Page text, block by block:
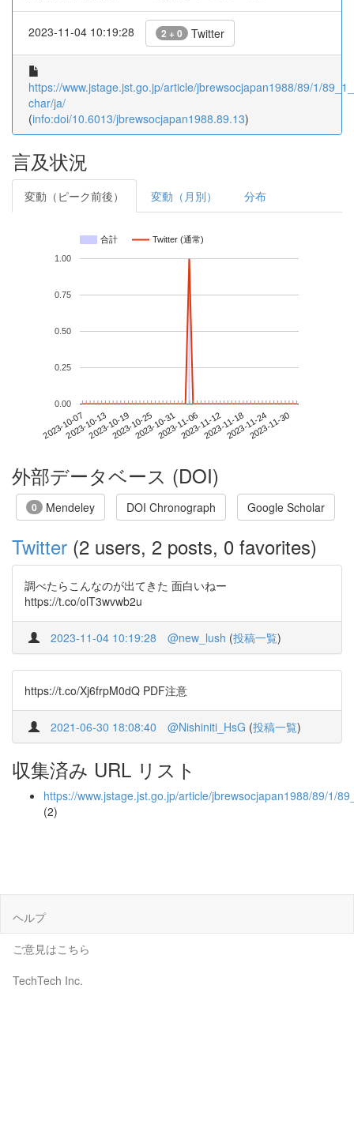
2023-11-04 10:19:28 2 + 0 Twitter
https://www.jstage.jst.go.jp/article/jbrewsocjapan1988/89/1/
char/ja/
(info:doi/10.6013/jbrewsocjapan1988.89.13)
言及状況
変動（ピーク前後） 変動（月別） 分布
合計 Twitter (通常)
2023-10-072023-10-132023-10-192023-10-252023-10-312023-11-062023-11-122023-11-182023-11-242023-11-30
0.00
0.25
0.50
0.75
1.00
外部データベース (DOI)
0 Mendeley DOI Chronograph Google Scholar
Twitter (2 users, 2 posts, 0 favorites)
調べたらこんなのが出てきた 面白いねー
https://t.co/olT3wvwb2u
2023-11-04 10:19:28 @new_lush (投稿一覧)
https://t.co/Xj6frpM0dQ PDF注意
2021-06-30 18:08:40 @Nishiniti_HsG (投稿一覧)
収集済み URL リスト
https://www.jstage.jst.go.jp/article/jbrewsocjapan1988/89/1/
(2)
ヘルプ
ご意見はこちら
TechTech Inc.